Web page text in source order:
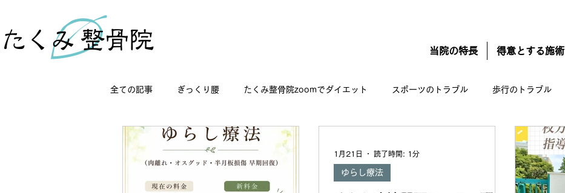
当院の特長 得意とする施術
全ての記事 ぎっくり腰 たくみ整骨院zoomでダイエット スポーツのトラブル 歩行のトラブル
オスグッド シンスプリント 変形性股関節症 お知らせ
無題のカテゴリー WRAP:ラップ:やっかいな自分と付き合うための方法 つわり 悪阻の改善
ゆらし療法
1月21日 読了時間: 1分